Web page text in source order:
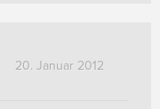
20. Januar 2012